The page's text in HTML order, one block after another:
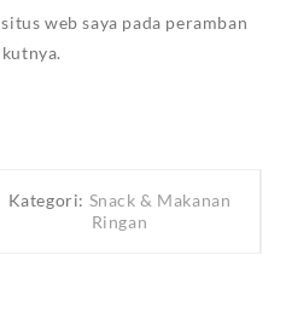
web saya pada peramban
Kategori: Snack & Makanan
Ringan